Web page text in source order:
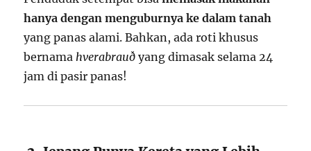
hanya dengan menguburnya ke dalam tanah
yang panas alami. Bahkan, ada roti khusus
bernamahverabrauð yang dimasak selama 24
jam di pasir panas!